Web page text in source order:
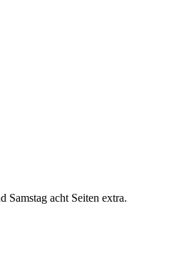
acht Seiten extra.